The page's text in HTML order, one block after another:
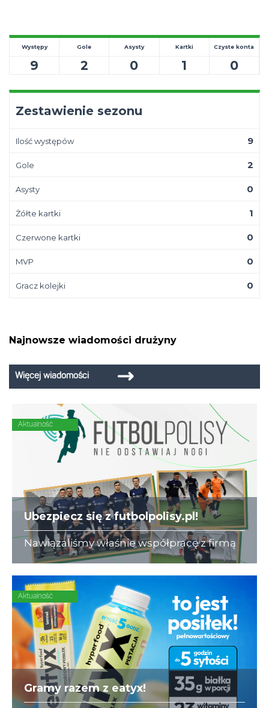
Występy
9
Gole
2
Asysty
0
Kartki
1
Czyste konta
0
Zestawienie sezonu
Ilość występów 9
Gole 2
Asysty 0
Żółte kartki 1
Czerwone kartki 0
MVP 0
Gracz kolejki 0
Najnowsze wiadomości drużyny
Więcej wiadomości
Aktualność
Ubezpiecz się z futbolpolisy.pl!
Nawiązaliśmy właśnie współpracę z firmą
futbolpolisy.pl, która na co dzień zajmuje
się ubezpieczeniami dla piłkarzy-
amatorów.
Aktualność
Gramy razem z eatyx!